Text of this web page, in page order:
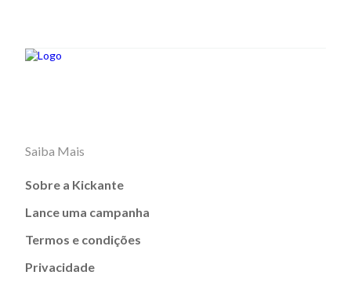
Saiba Mais
Sobre a Kickante
Lance uma campanha
Termos e condições
Privacidade